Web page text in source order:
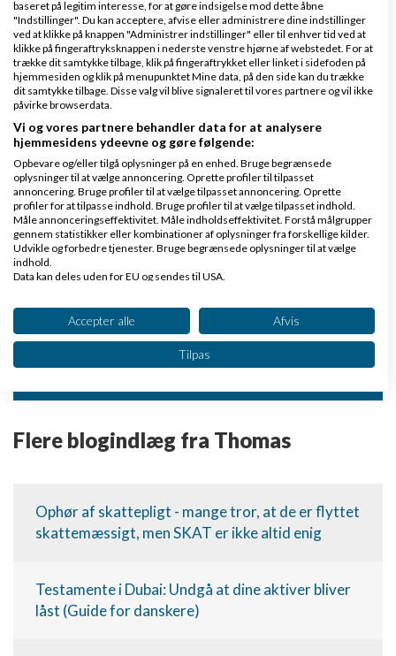
july 2026 (1)
april 2026 (2)
march 2026 (7)
february 2026 (1)
january 2026 (3)
november 2025 (2)
october 2025 (2)
february 2025 (1)
august 2024 (2)
november 2023 (1)
september 2023 (1)
august 2023 (1)
+
Flere blogindlæg fra Thomas
Ophør af skattepligt - mange tror, at de er flyttet
skattemæssigt, men SKAT er ikke altid enig
Testamente i Dubai: Undgå at dine aktiver bliver
låst (Guide for danskere)
baseret på legitim interesse, for at gøre indsigelse mod dette åbne
"Indstillinger". Du kan acceptere, afvise eller administrere dine indstillinger
ved at klikke på knappen "Administrer indstillinger" eller til enhver tid ved at
klikke på fingeraftryksknappen i nederste venstre hjørne af webstedet. For at
trække dit samtykke tilbage, klik på fingeraftrykket eller linket i sidefoden på
hjemmesiden og klik på menupunktet Mine data, på den side kan du trække
dit samtykke tilbage. Disse valg vil blive signaleret til vores partnere og vil ikke
påvirke browserdata.
Vi og vores partnere behandler data for at analysere
hjemmesidens ydeevne og gøre følgende:
Opbevare og/eller tilgå oplysninger på en enhed. Bruge begrænsede
oplysninger til at vælge annoncering. Oprette profiler til tilpasset
annoncering. Bruge profiler til at vælge tilpasset annoncering. Oprette
profiler for at tilpasse indhold. Bruge profiler til at vælge tilpasset indhold.
Måle annonceringseffektivitet. Måle indholdseffektivitet. Forstå målgrupper
gennem statistikker eller kombinationer af oplysninger fra forskellige kilder.
Udvikle og forbedre tjenester. Bruge begrænsede oplysninger til at vælge
indhold.
Data kan deles uden for EU og sendes til USA.
Se partnerliste (2 IAB-leverandører)
Vi bruger dine data til følgende formål:
IAB's behandlingsformål:
Opbevare og/eller tilgå oplysninger på en
Bruge begrænsede oplysninger til at vælge
Bruge profiler til at vælge tilpasset
Oprette profiler for at tilpasse indhold
Bruge profiler til at vælge tilpasset indhold
Accepter alle Afvis
Tilpas